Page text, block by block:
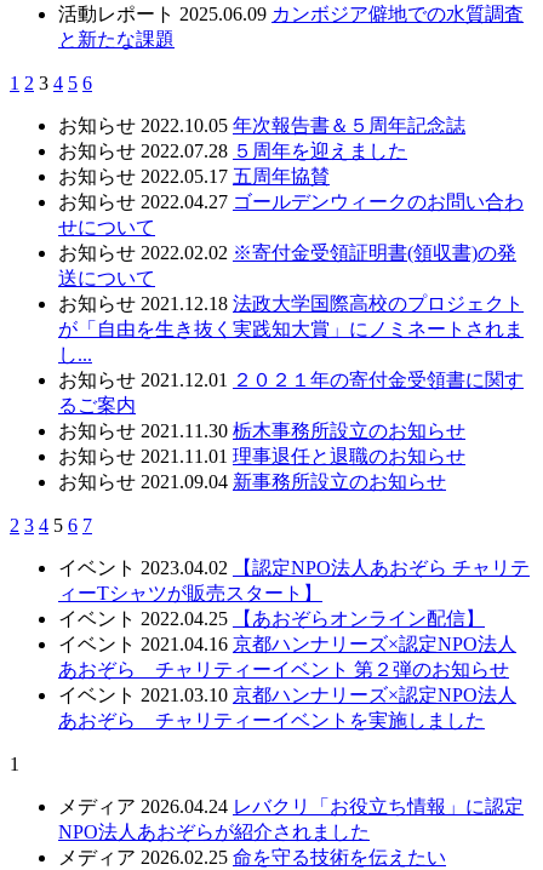
活動レポート 2025.06.09 カンボジア僻地での水質調査
と新たな課題
1 2 3 4 5 6
お知らせ 2022.10.05 年次報告書＆５周年記念誌
お知らせ 2022.07.28 ５周年を迎えました
お知らせ 2022.05.17 五周年協賛
お知らせ 2022.04.27 ゴールデンウィークのお問い合わ
せについて
お知らせ 2022.02.02 ※寄付金受領証明書(領収書)の発
送について
お知らせ 2021.12.18 法政大学国際高校のプロジェクト
が「自由を生き抜く実践知大賞」にノミネートされま
し...
お知らせ 2021.12.01
２０２１年の寄付金受領書に関す
るご案内
お知らせ 2021.11.30 栃木事務所設立のお知らせ
お知らせ 2021.11.01 理事退任と退職のお知らせ
お知らせ 2021.09.04 新事務所設立のお知らせ
2 3 4 5 6 7
イベント 2023.04.02
【認定NPO法人あおぞら チャリテ
ィーTシャツが販売スタート】
イベント 2022.04.25
【あおぞらオンライン配信】
イベント 2021.04.16 京都ハンナリーズ×認定NPO法人
あおぞら チャリティーイベント 第２弾のお知らせ
イベント 2021.03.10 京都ハンナリーズ×認定NPO法人
あおぞら チャリティーイベントを実施しました
1
メディア 2026.04.24 レバクリ「お役立ち情報」に認定
NPO法人あおぞらが紹介されました
メディア 2026.02.25 命を守る技術を伝えたい